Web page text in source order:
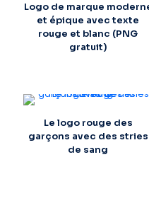
Logo de marque
et épique avec texte
rouge et blanc (PNG
gratuit)
Le logo rouge des
garçons avec des stries
de sang